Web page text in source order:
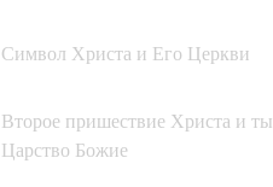
Символ Христа и Его Церкви
Второе пришествие Христа и
Царство Божие